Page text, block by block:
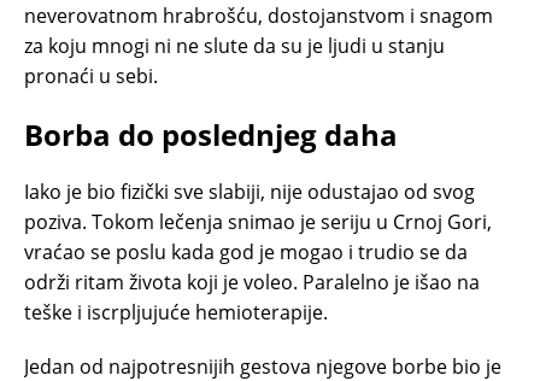
neverovatnom hrabrošću, dostojanstvom i snagom
za koju mnogi ni ne slute da su je ljudi u stanju
pronaći u sebi.
Borba do poslednjeg daha
Iako je bio fizički sve slabiji, nije odustajao od svog
poziva. Tokom lečenja snimao je seriju u Crnoj Gori,
vraćao se poslu kada god je mogao i trudio se da
održi ritam života koji je voleo. Paralelno je išao na
teške i iscrpljujuće hemioterapije.
Jedan od najpotresnijih gestova njegove borbe bio je